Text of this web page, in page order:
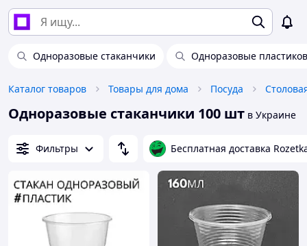
Одноразовые стаканчики Одноразовые
Каталог товаров Товары для дома Посуда
Одноразовые стаканчики 100 шт в Украине
Фильтры Бесплатная доставка